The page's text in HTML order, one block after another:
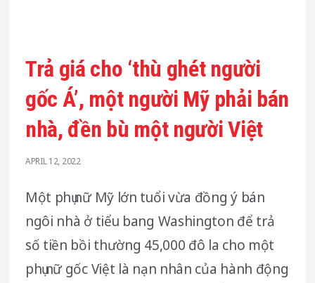
Trả giá cho ‘thù ghét người
gốc Á’, một người Mỹ phải bán
nhà, đền bù một người Việt
APRIL 12, 2022
Một phụ nữ Mỹ lớn tuổi vừa đồng ý bán
ngôi nhà ở tiểu bang Washington để trả
số tiền bồi thường 45,000 đô la cho một
phụ nữ gốc Việt là nạn nhân của hành động